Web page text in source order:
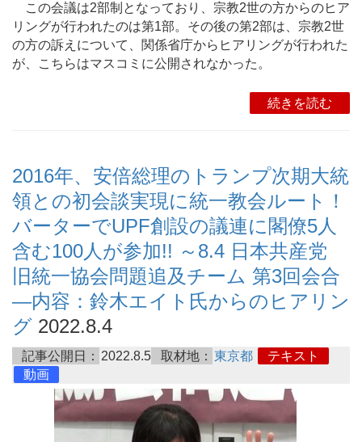
この会議は2部制となっており、宗教2世の方からのヒア
リングが行われたのは第1部。その後の第2部は、宗教2世
の方の訴えについて、関係省庁からヒアリングが行われた
が、こちらはマスコミに公開されなかった。
続きを読む
2016年、安倍総理のトランプ次期大統
領との初会談実現に統一教会ルート！
バーターでUPF創設の議連に閣僚5人
含む100人が参加!! ～8.4 日本共産党
旧統一協会問題追及チーム 第3回会合
―内容：鈴木エイト氏からのヒアリン
グ 2022.8.4
記事公開日： 2022.8.5 取材地： 東京都
テキスト
動画